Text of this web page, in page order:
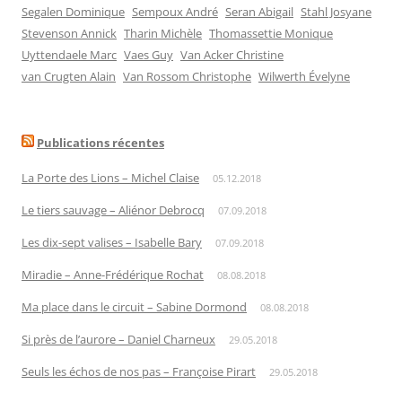
Segalen Dominique Sempoux André Seran Abigail Stahl Josyane
Stevenson Annick Tharin Michèle Thomassettie Monique
Uyttendaele Marc Vaes Guy Van Acker Christine
van Crugten Alain Van Rossom Christophe Wilwerth Évelyne
Publications récentes
La Porte des Lions – Michel Claise 05.12.2018
Le tiers sauvage – Aliénor Debrocq 07.09.2018
Les dix-sept valises – Isabelle Bary 07.09.2018
Miradie – Anne-Frédérique Rochat 08.08.2018
Ma place dans le circuit – Sabine Dormond 08.08.2018
Si près de l’aurore – Daniel Charneux 29.05.2018
Seuls les échos de nos pas – Françoise Pirart 29.05.2018